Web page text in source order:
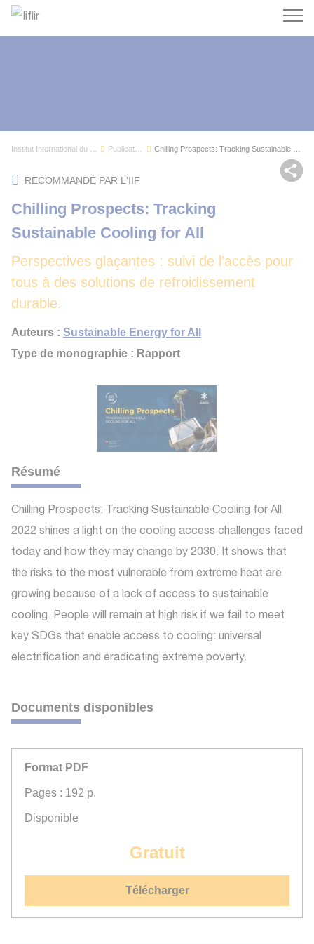
RECOMMANDÉ PAR L'IIF
Perspectives glaçantes : suivi de l’accès pour
tous à des solutions de refroidissement
durable.
Chilling Prospects: Tracking
Sustainable Cooling for All
Auteurs : Sustainable Energy for All
Type de monographie : Rapport
Résumé
Chilling Prospects: Tracking Sustainable Cooling for All
2022 shines a light on the cooling access challenges faced
today and how they may change by 2030. It shows that
the risks to the most vulnerable from extreme heat are
growing because of a lack of access to sustainable
cooling. People will remain at high risk if we fail to meet
key SDGs that enable access to cooling: universal
electrification and eradicating extreme poverty.
Documents disponibles
Format PDF
Pages : 192 p.
Disponible
Gratuit
Télécharger